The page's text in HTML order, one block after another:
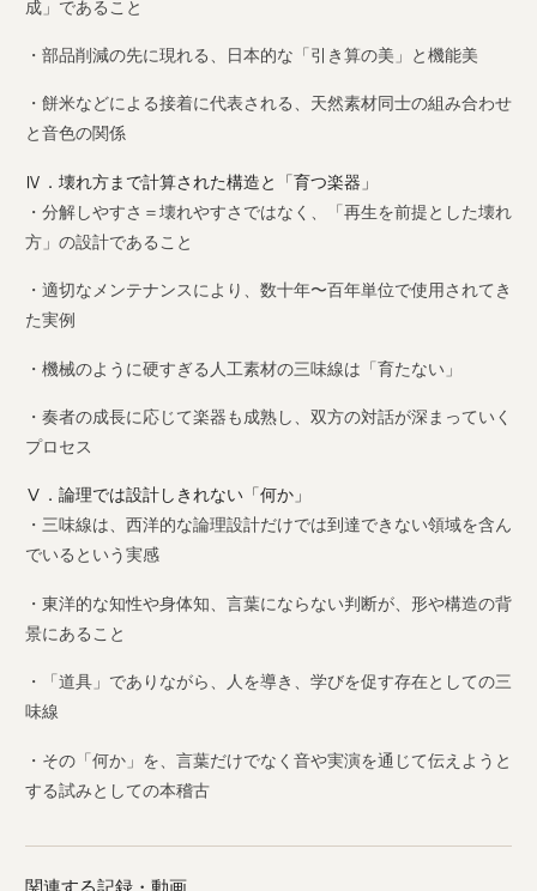
成」であること
・部品削減の先に現れる、日本的な「引き算の美」と機能美
・餅米などによる接着に代表される、天然素材同士の組み合わせ
と音色の関係
Ⅳ．壊れ方まで計算された構造と「育つ楽器」
・分解しやすさ＝壊れやすさではなく、「再生を前提とした壊れ
方」の設計であること
・適切なメンテナンスにより、数十年〜百年単位で使用されてき
た実例
・機械のように硬すぎる人工素材の三味線は「育たない」
・奏者の成長に応じて楽器も成熟し、双方の対話が深まっていく
プロセス
Ⅴ．論理では設計しきれない「何か」
・三味線は、西洋的な論理設計だけでは到達できない領域を含ん
でいるという実感
・東洋的な知性や身体知、言葉にならない判断が、形や構造の背
景にあること
・「道具」でありながら、人を導き、学びを促す存在としての三
味線
・その「何か」を、言葉だけでなく音や実演を通じて伝えようと
する試みとしての本稽古
関連する記録・動画